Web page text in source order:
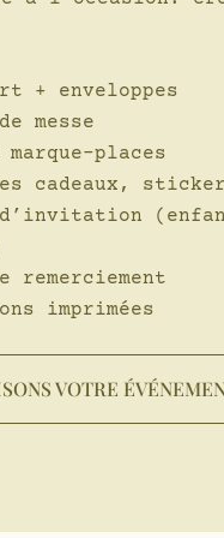
+ enveloppes
messe
marque-places
cadeaux,
d’invitation
remerciement
imprimées
VOTRE